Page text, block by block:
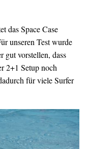
das Space Case
unseren Test wurde
gut vorstellen, dass
2+1 Setup noch
für viele Surfer